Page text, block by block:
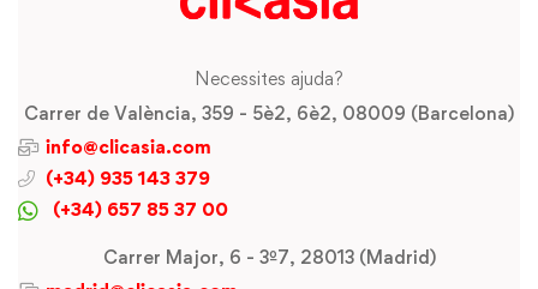
Necessites ajuda?
Carrer de València, 359 - 5è2, 6è2, 08009 (Barcelona)
info@clicasia.com
(+34) 935 143 379
(+34) 657 85 37 00
Carrer Major, 6 - 3º7, 28013 (Madrid)